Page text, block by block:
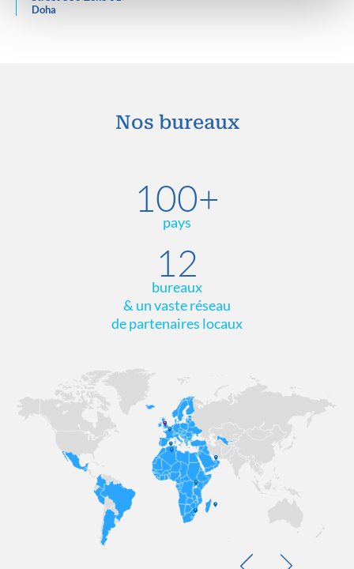
Doha
Nos bureaux
100+
pays
12
bureaux
& un vaste réseau
de partenaires locaux